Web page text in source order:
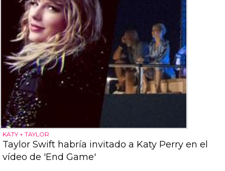
KATY + TAYLOR
Taylor Swift habría invitado a Katy Perry en el
vídeo de 'End Game'